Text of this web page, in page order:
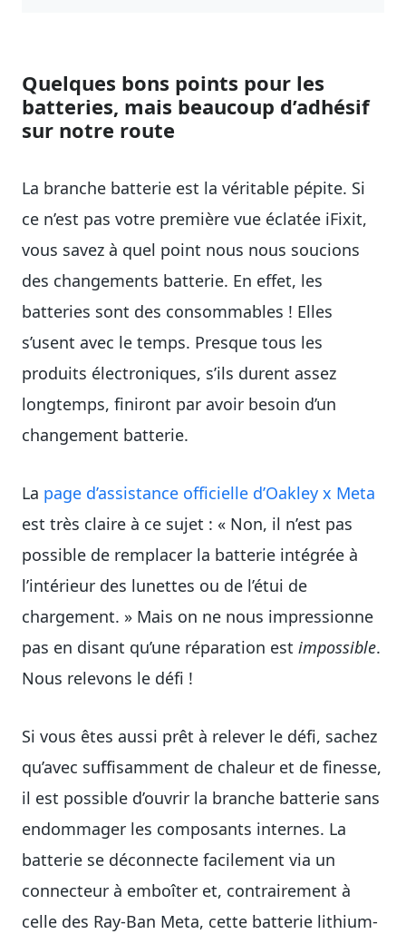
Quelques bons points pour les
batteries, mais beaucoup d’adhésif
sur notre route
La branche batterie est la véritable pépite. Si
ce n’est pas votre première vue éclatée iFixit,
vous savez à quel point nous nous soucions
des changements batterie. En effet, les
batteries sont des consommables ! Elles
s’usent avec le temps. Presque tous les
produits électroniques, s’ils durent assez
longtemps, finiront par avoir besoin d’un
changement batterie.
La page d’assistance officielle d’Oakley x Meta
est très claire à ce sujet : « Non, il n’est pas
possible de remplacer la batterie intégrée à
l’intérieur des lunettes ou de l’étui de
chargement. » Mais on ne nous impressionne
pas en disant qu’une réparation est impossible.
Nous relevons le défi !
Si vous êtes aussi prêt à relever le défi, sachez
qu’avec suffisamment de chaleur et de finesse,
il est possible d’ouvrir la branche batterie sans
endommager les composants internes. La
batterie se déconnecte facilement via un
connecteur à emboîter et, contrairement à
celle des Ray-Ban Meta, cette batterie lithium-